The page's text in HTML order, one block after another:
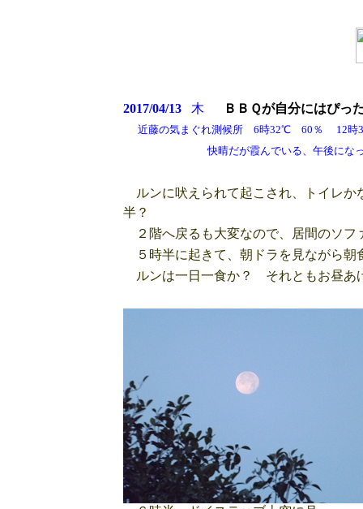
2017/04/13木 ＢＢＱが自分にはぴっ
近藤の気まぐれ測候所 6時32℃ 60％
快晴だが霞んでいる、午後になって水
ルンに吠えられて起こされ、トイレか
半？
２階へ戻るも大変なので、居間のソフ
５時半に起きて、朝ドラを見ながら
ルンは一日一食か？ それともお昼あ